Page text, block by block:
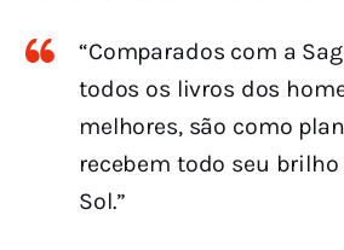
“Comparados com a
todos os livros dos
melhores, são como
recebem todo seu
Sol.”